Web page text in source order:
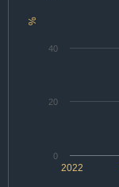
%
2022
0
20
40